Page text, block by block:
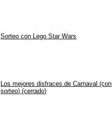
Sorteo con Lego Star Wars
Los mejores disfraces de Carnaval (con
sorteo) (cerrado)